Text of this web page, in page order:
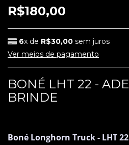
R$180,00
6x de R$30,00 sem juros
Ver meios de pagamento
BONÉ LHT 22 -
BRINDE
Boné Longhorn Truck - LHT 22